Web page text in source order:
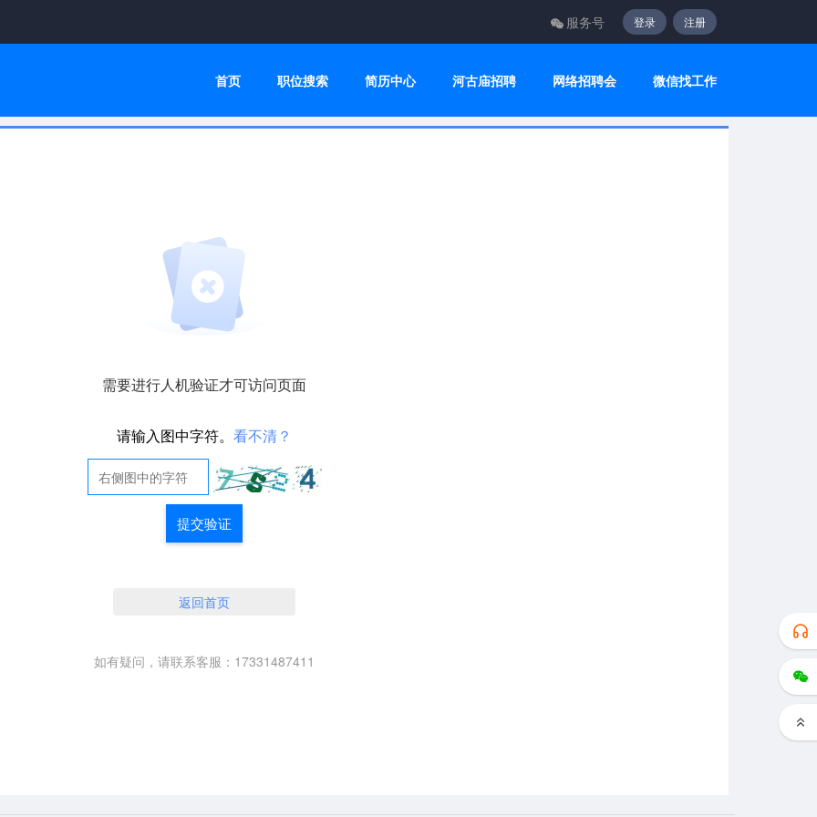
服务号 登录 注册
首页 职位搜索 简历中心 河古庙招聘 网络招聘会 微信找工作
需要进行人机验证才可访问页面
请输入图中字符。 看不清？
提交验证
返回首页
如有疑问，请联系客服：17331487411